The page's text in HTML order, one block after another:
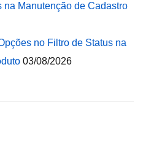
na Manutenção de Cadastro
no Filtro de Status na
03/08/2026